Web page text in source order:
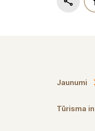
Jaunumi